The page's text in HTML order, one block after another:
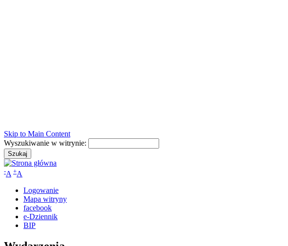
Skip to Main Content
Wyszukiwanie w witrynie:
-A +A
Logowanie
Mapa witryny
facebook
e-Dziennik
BIP